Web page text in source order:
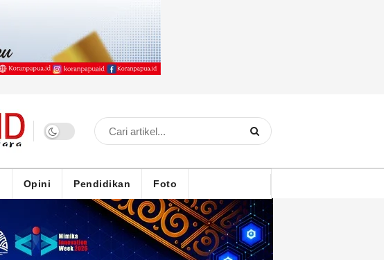
Opini Pendidikan Foto